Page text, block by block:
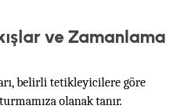
ve Zamanlama
belirli tetikleyicilere göre
olanak tanır.